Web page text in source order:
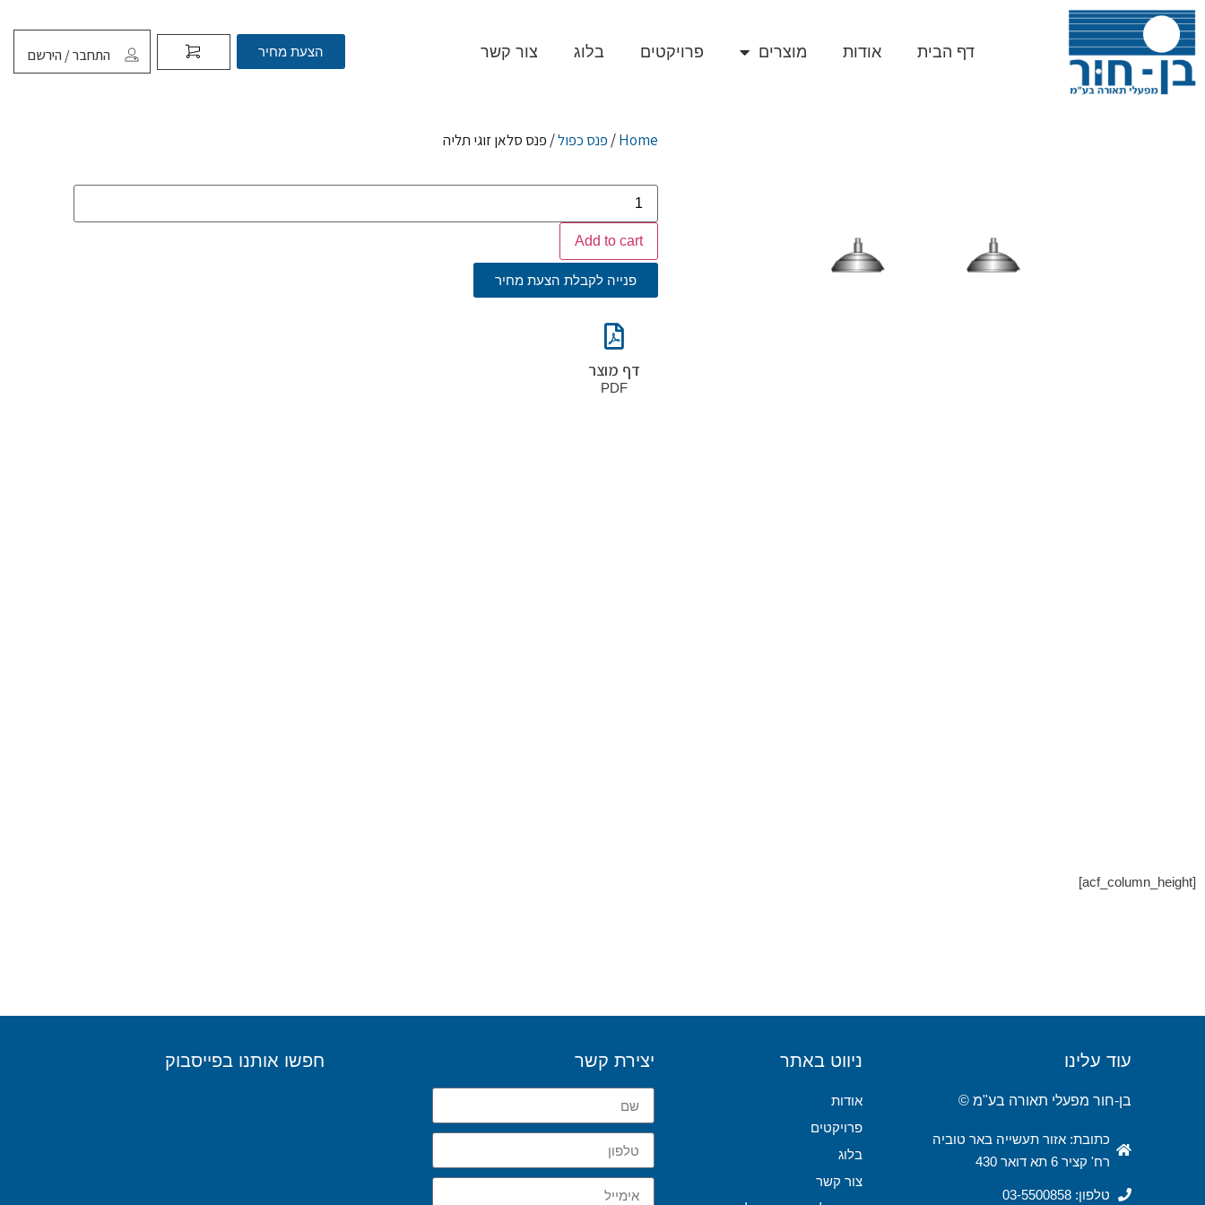
דף הבית אודות מוצרים פרויקטים בלוג צור קשר הצעת מחיר התחבר / הירשם
Home
/ פנס כפול/ פנס סלאן זוגי תליה
Add to cart
פנייה לקבלת הצעת מחיר
דף מוצר
PDF
[acf_column_height]
עוד עלינו
בן-חור מפעלי תאורה בע"מ ©
כתובת: אזור תעשייה באר טוביה
רח' קציר 6 תא דואר 430
טלפון: 03-5500858
ניווט באתר
אודות
פרויקטים
בלוג
צור קשר
יצירת קשר חפשו אותנו בפייסבוק